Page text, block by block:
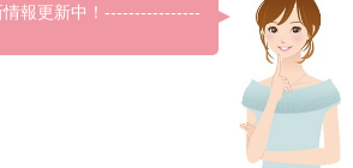
報更新中！----------------